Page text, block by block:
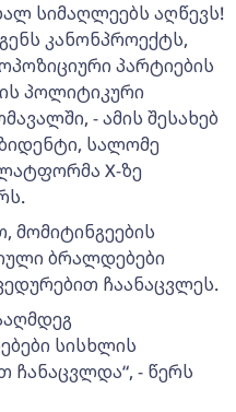
სიმაღლეებს აღწევს!
კანონპროექტს,
პარტიების
პოლიტიკური
- ამის შესახებ
სალომე
X-ზე
მომიტინგეების
ბრალდებები
ჩაანაცვლეს.
სისხლის
- წერს